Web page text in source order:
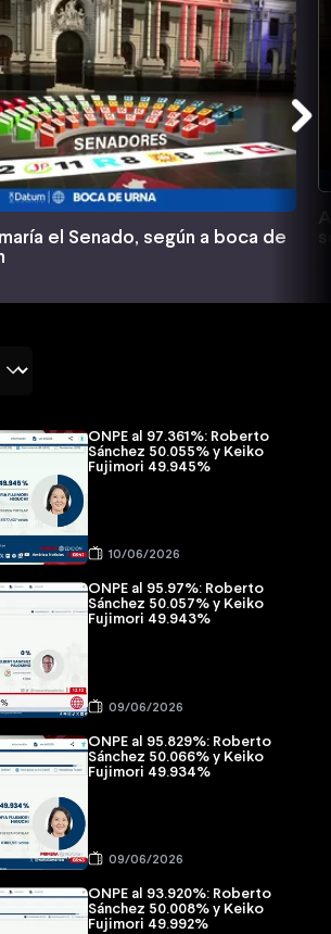
el Senado, según a boca de
ONPE al 97.361%: Roberto
Sánchez 50.055% y Keiko
Fujimori 49.945%
10/06/2026
ONPE al 95.97%: Roberto
Sánchez 50.057% y Keiko
Fujimori 49.943%
09/06/2026
ONPE al 95.829%: Roberto
Sánchez 50.066% y Keiko
Fujimori 49.934%
09/06/2026
ONPE al 93.920%: Roberto
Sánchez 50.008% y Keiko
Fujimori 49.992%